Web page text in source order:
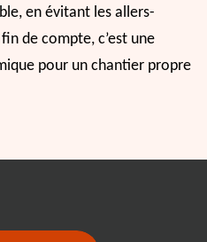
en évitant les allers-
de compte, c’est une
pour un chantier propre